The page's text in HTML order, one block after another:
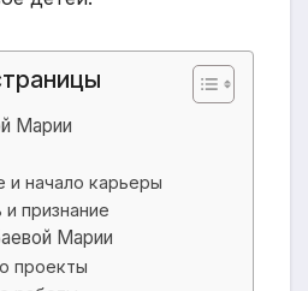
Марии
и начало карьеры
и признание
Марии
проекты